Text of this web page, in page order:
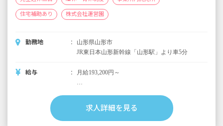
住宅補助あり 株式会社運営園
勤務地
山形県山形市
JR東日本山形新幹線「山形駅」より車5分
給与 月給193,200円～
■早朝手当 （開園～8時）
■夜間手当 （18時～閉園）
求人詳細を見る